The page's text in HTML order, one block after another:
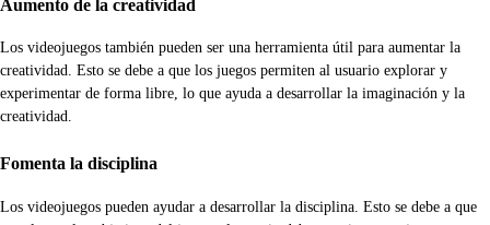
Aumento de la creatividad
Los videojuegos también pueden ser una herramienta útil para aumentar la
creatividad. Esto se debe a que los juegos permiten al usuario explorar y
experimentar de forma libre, lo que ayuda a desarrollar la imaginación y la
creatividad.
Fomenta la disciplina
Los videojuegos pueden ayudar a desarrollar la disciplina. Esto se debe a que